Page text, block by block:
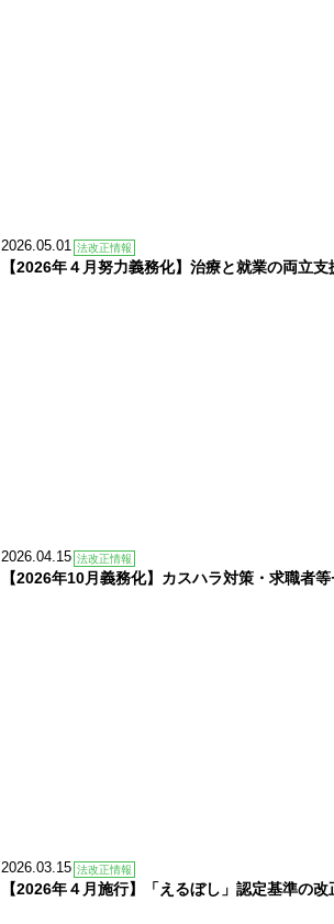
2026.05.01 法改正情報
【2026年４月努力義務化】治療と就業の両立
2026.04.15 法改正情報
【2026年10月義務化】カスハラ対策・求職者
2026.03.15 法改正情報
【2026年４月施行】「えるぼし」認定基準